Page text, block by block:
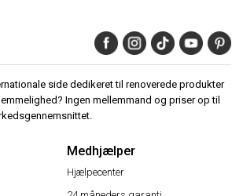
side dedikeret til renoverede produkter
Ingen mellemmand og priser op til
Medhjælper
Hjælpecenter